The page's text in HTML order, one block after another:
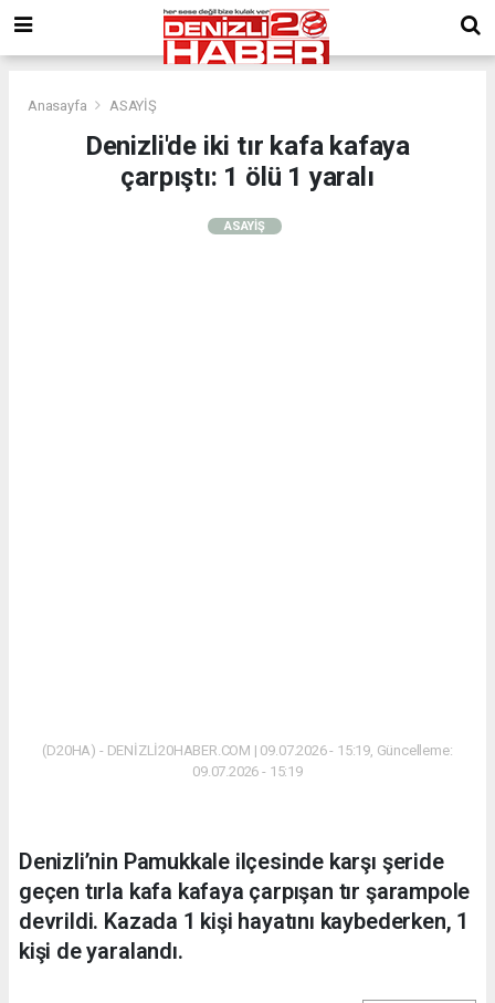
Anasayfa ASAYİŞ
Denizli'de iki tır kafa kafaya
çarpıştı: 1 ölü 1 yaralı
ASAYİŞ
(D20HA) - DENİZLİ20HABER.COM | 09.07.2026 - 15:19, Güncelleme:
09.07.2026 - 15:19
Denizli’nin Pamukkale ilçesinde karşı şeride
geçen tırla kafa kafaya çarpışan tır şarampole
devrildi. Kazada 1 kişi hayatını kaybederken, 1
kişi de yaralandı.